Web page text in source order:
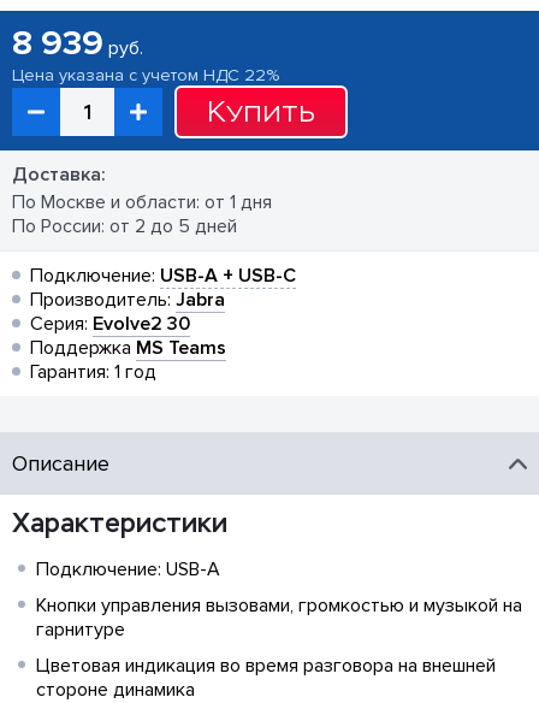
8 939 руб.
Цена указана с учетом НДС 22%
Купить
Доставка:
По Москве и области: от 1 дня
По России: от 2 до 5 дней
Подключение: USB-A + USB-C
Производитель: Jabra
Серия: Evolve2 30
Поддержка MS Teams
Гарантия: 1 год
Описание
Характеристики
Подключение: USB-A
Кнопки управления вызовами, громкостью и музыкой на
гарнитуре
Цветовая индикация во время разговора на внешней
стороне динамика